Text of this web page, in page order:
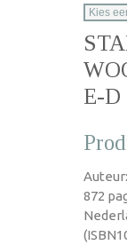
E-D
872